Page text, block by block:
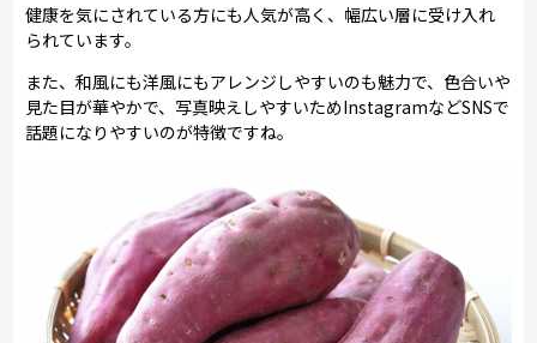
健康を気にされている方にも人気が高く、幅広い層に受け入れ
られています。
また、和風にも洋風にもアレンジしやすいのも魅力で、色合いや
見た目が華やかで、写真映えしやすいためInstagramなどSNSで
話題になりやすいのが特徴ですね。